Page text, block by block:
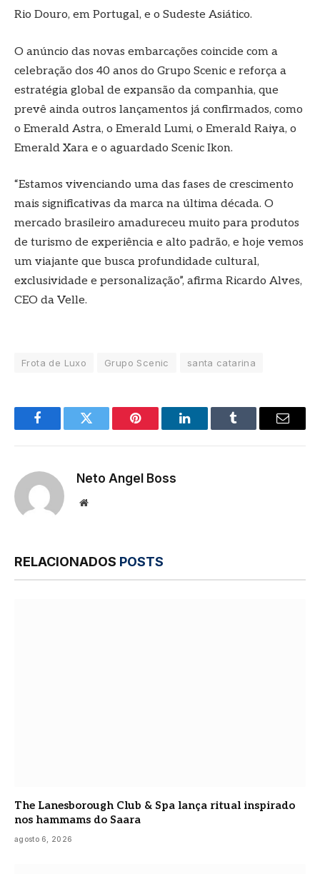
Rio Douro, em Portugal, e o Sudeste Asiático.
O anúncio das novas embarcações coincide com a
celebração dos 40 anos do Grupo Scenic e reforça a
estratégia global de expansão da companhia, que
prevê ainda outros lançamentos já confirmados, como
o Emerald Astra, o Emerald Lumi, o Emerald Raiya, o
Emerald Xara e o aguardado Scenic Ikon.
“Estamos vivenciando uma das fases de crescimento
mais significativas da marca na última década. O
mercado brasileiro amadureceu muito para produtos
de turismo de experiência e alto padrão, e hoje vemos
um viajante que busca profundidade cultural,
exclusividade e personalização”, afirma Ricardo Alves,
CEO da Velle.
Frota de Luxo Grupo Scenic santa catarina
FacebookTwitter Pinterest LinkedInTumblr
E-
Neto Angel Boss
Site
RELACIONADOS POSTS
The Lanesborough Club & Spa lança ritual inspirado
nos hammams do Saara
agosto 6, 2026